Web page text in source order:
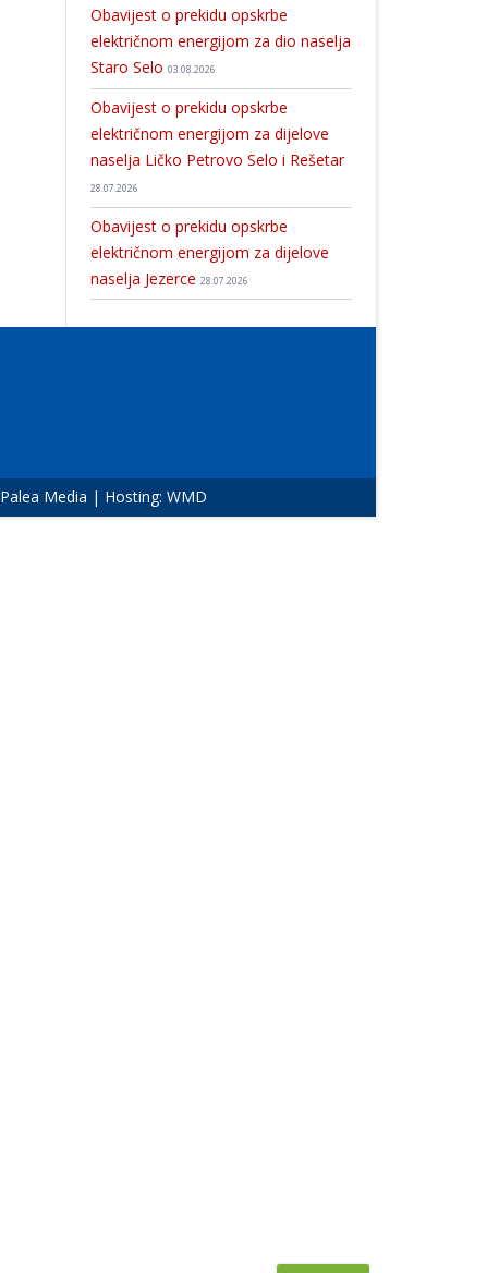
Obavijest o prekidu opskrbe
električnom energijom za dio naselja
Staro Selo 03.08.2026
Obavijest o prekidu opskrbe
električnom energijom za dijelove
naselja Ličko Petrovo Selo i Rešetar
28.07.2026
Obavijest o prekidu opskrbe
električnom energijom za dijelove
naselja Jezerce 28.07.2026
Palea Media | Hosting: WMD